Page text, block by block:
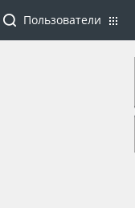
Пользователи